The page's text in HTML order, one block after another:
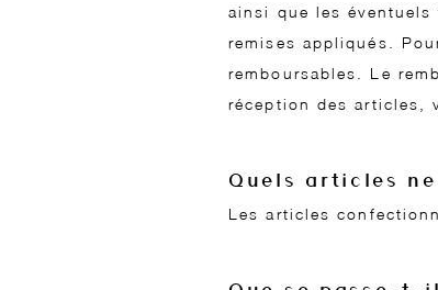
ainsi que les
remises appliqués.
remboursables. Le
réception des articles,
Quels articles
Les articles